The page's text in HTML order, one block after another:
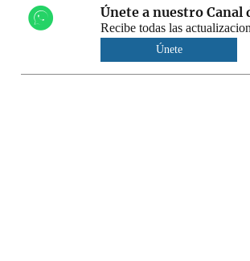
Únete a nuestro Canal
Recibe todas las
Únete